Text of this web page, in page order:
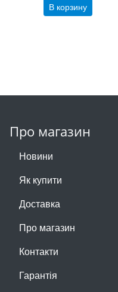
В корзину
Про магазин
Новини
Як купити
Доставка
Про магазин
Контакти
Гарантія